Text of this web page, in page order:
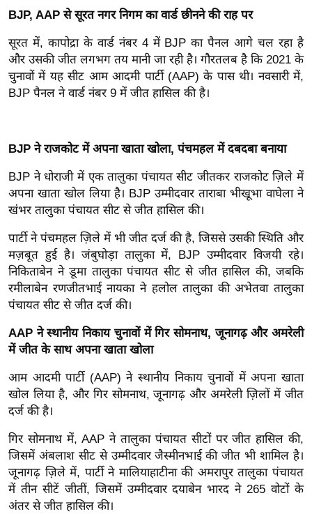
फ
नो
रं
ज
बॉ
ली
वु
ड
हॉ
ली
वु
ड
फि
ल्म
मी
क्षा
r
e
a
k
BJP, AAP से सूरत नगर निगम का वार्ड छीनने की राह पर
सूरत में, कापोद्रा के वार्ड नंबर 4 में BJP का पैनल आगे चल रहा है
और उसकी जीत लगभग तय मानी जा रही है। गौरतलब है कि 2021 के
चुनावों में यह सीट आम आदमी पार्टी (AAP) के पास थी। नवसारी में,
BJP पैनल ने वार्ड नंबर 9 में जीत हासिल की है।
BJP ने राजकोट में अपना खाता खोला, पंचमहल में दबदबा बनाया
BJP ने धोराजी में एक तालुका पंचायत सीट जीतकर राजकोट ज़िले में
अपना खाता खोल लिया है। BJP उम्मीदवार ताराबा भीखूभा वाघेला ने
खंभर तालुका पंचायत सीट से जीत हासिल की।
पार्टी ने पंचमहल ज़िले में भी जीत दर्ज की है, जिससे उसकी स्थिति और
मज़बूत हुई है। जंबुघोड़ा तालुका में, BJP उम्मीदवार विजयी रहे।
निकिताबेन ने डूमा तालुका पंचायत सीट से जीत हासिल की, जबकि
रमीलाबेन रणजीतभाई नायका ने हलोल तालुका की अभेतवा तालुका
पंचायत सीट से जीत दर्ज की।
AAP ने स्थानीय निकाय चुनावों में गिर सोमनाथ, जूनागढ़ और अमरेली
में जीत के साथ अपना खाता खोला
आम आदमी पार्टी (AAP) ने स्थानीय निकाय चुनावों में अपना खाता
खोल लिया है, और गिर सोमनाथ, जूनागढ़ और अमरेली ज़िलों में जीत
दर्ज की है।
गिर सोमनाथ में, AAP ने तालुका पंचायत सीटों पर जीत हासिल की,
जिसमें अंबलाश सीट से उम्मीदवार जैस्मीनभाई की जीत भी शामिल है।
जूनागढ़ ज़िले में, पार्टी ने मालियाहाटीना की अमरापुर तालुका पंचायत
में तीन सीटें जीतीं, जिसमें उम्मीदवार दयाबेन भारद ने 265 वोटों के
अंतर से जीत हासिल की।